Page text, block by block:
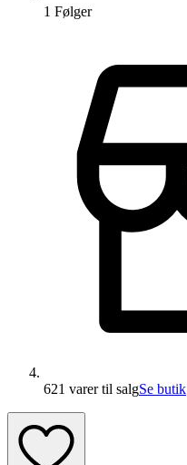
1 Følger
621 varertil salgSe butik